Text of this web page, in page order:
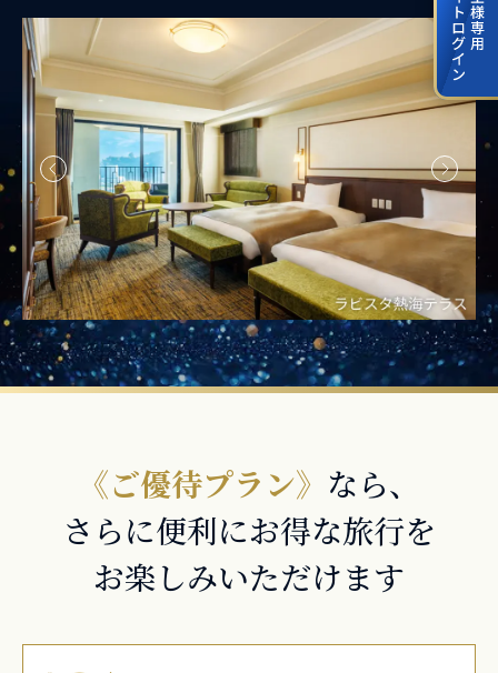
《ご優待プラン》 なら、
さらに便利にお得な旅行を
お楽しみいただけます